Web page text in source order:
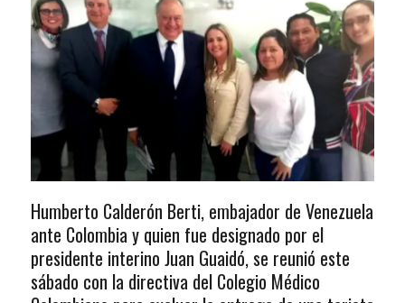
Humberto Calderón Berti, embajador de Venezuela
ante Colombia y quien fue designado por el
presidente interino Juan Guaidó, se reunió este
sábado con la directiva del Colegio Médico